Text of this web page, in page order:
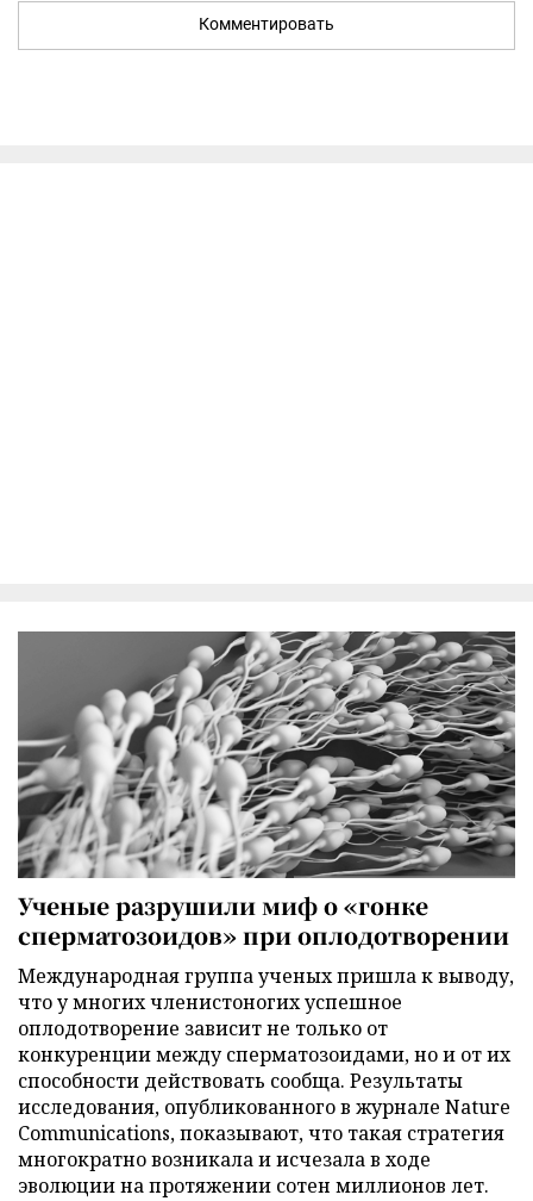
Комментировать
Ученые разрушили миф о «гонке
сперматозоидов» при оплодотворении
Международная группа ученых пришла к выводу,
что у многих членистоногих успешное
оплодотворение зависит не только от
конкуренции между сперматозоидами, но и от их
способности действовать сообща. Результаты
исследования, опубликованного в журнале Nature
Communications, показывают, что такая стратегия
многократно возникала и исчезала в ходе
эволюции на протяжении сотен миллионов лет.